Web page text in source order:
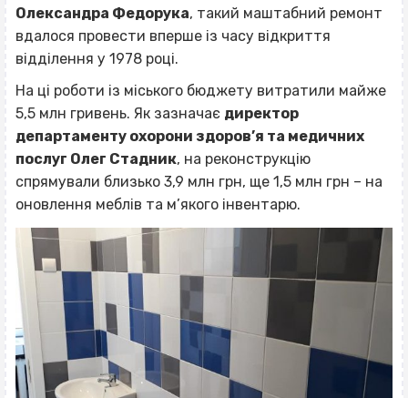
Олександра Федорука, такий маштабний ремонт
вдалося провести вперше із часу відкриття
відділення у 1978 році.
На ці роботи із міського бюджету витратили майже
5,5 млн гривень. Як зазначає директор
департаменту охорони здоров’я та медичних
послуг Олег Стадник, на реконструкцію
спрямували близько 3,9 млн грн, ще 1,5 млн грн – на
оновлення меблів та м’якого інвентарю.